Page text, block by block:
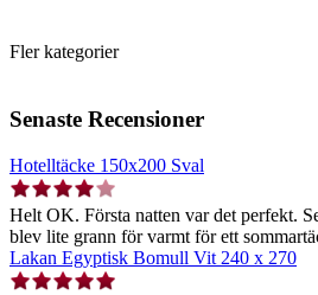
Fler kategorier
Senaste Recensioner
Hotelltäcke 150x200 Sval
Helt OK. Första natten var det perfekt.
blev lite grann för varmt för ett
Lakan Egyptisk Bomull Vit 240 x 270